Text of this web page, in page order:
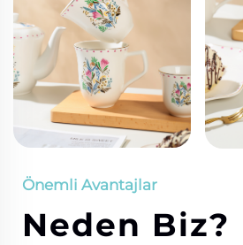
Önemli Avantajlar
Neden Biz?